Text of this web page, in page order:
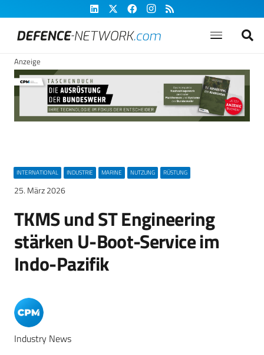
Anzeige
INTERNATIONAL INDUSTRIE MARINE NUTZUNG RÜSTUNG
25. März 2026
TKMS und ST Engineering
stärken U-Boot-Service im
Indo-Pazifik
Industry News